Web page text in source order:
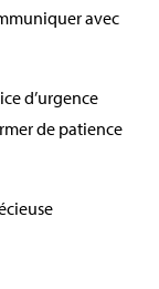
avec
d’urgence
de patience